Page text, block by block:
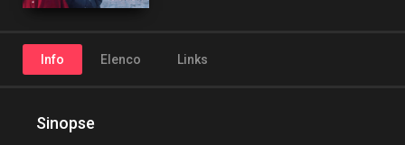
Info Elenco Links
Sinopse